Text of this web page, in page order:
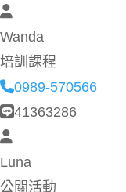
Wanda
培訓課程
0989-570566
41363286
Luna
公關活動